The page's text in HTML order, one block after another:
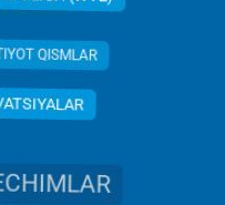
QISMLAR